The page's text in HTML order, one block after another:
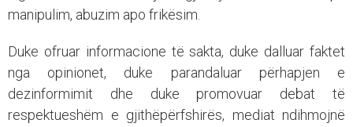
manipulim, abuzim apo frikësim.
Duke ofruar informacione të sakta, duke dalluar faktet
nga opinionet, duke parandaluar përhapjen e
dezinformimit dhe duke promovuar debat të
respektueshëm e gjithëpërfshirës, mediat ndihmojnë